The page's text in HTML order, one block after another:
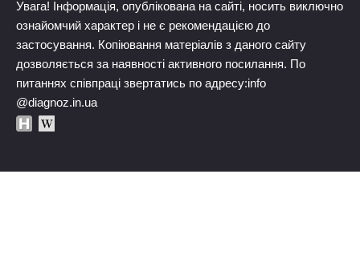
Увага! Інформація, опублікована на сайті, носить виключно
ознайомчий характер і не є рекомендацією до
застосування. Копіювання матеріалів з даного сайту
дозволяється за наявності активного посилання. По
питаннях співпраці звертатись по адресу:info
@diagnoz.in.ua